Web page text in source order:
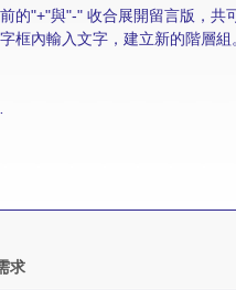
的"+"與"-" 收合展開留言版，共
框內輸入文字，建立新的階層
求